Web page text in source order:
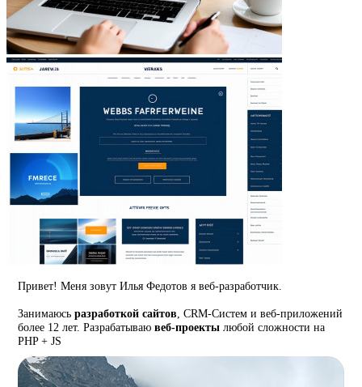
Привет! Меня зовут Илья Федотов я веб-разработчик.
Занимаюсьразработкой сайтов , CRM-Систем и веб-приложений
более 12 лет. Разрабатываювеб-проекты любой сложности на
PHP + JS